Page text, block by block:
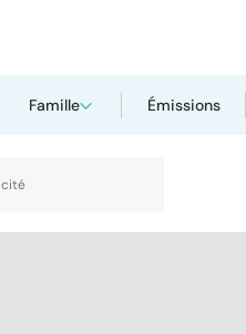
Famille Émissions